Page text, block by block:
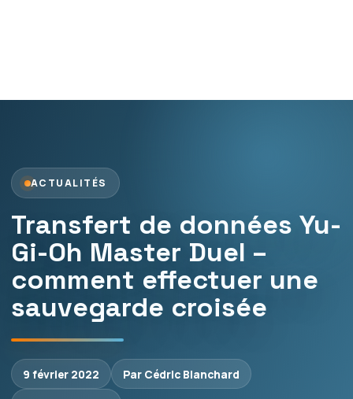
ACTUALITÉS
Transfert de données Yu-
Gi-Oh Master Duel –
comment effectuer une
sauvegarde croisée
9 février 2022
Par Cédric Blanchard